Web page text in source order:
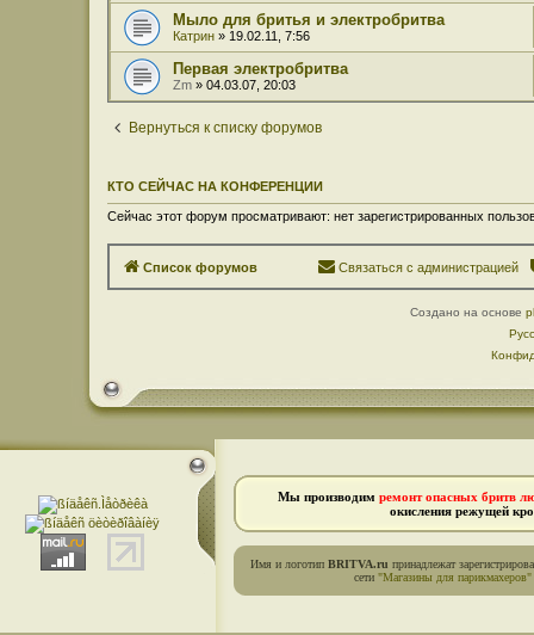
Мыло для бритья и электробритва
Катрин » 19.02.11, 7:56
Первая электробритва
Zm » 04.03.07, 20:03
Вернуться к списку форумов
КТО СЕЙЧАС НА КОНФЕРЕНЦИИ
Сейчас этот форум просматривают: нет зарегистрированных
Список форумов Связаться с администрацией
Создано на основе
Мы производим ремонт опасных бритв
окисления режущей
Имя и логотип BRITVA.ru принадлежат
сети "Магазины для парикмахеров"